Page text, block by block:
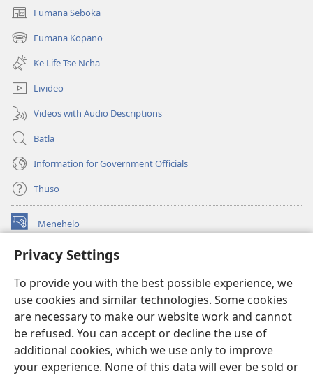
Privacy Settings
To provide you with the best possible experience, we
use cookies and similar technologies. Some cookies
are necessary to make our website work and cannot
be refused. You can accept or decline the use of
additional cookies, which we use only to improve
your experience. None of this data will ever be sold or
Fumana Seboka
(opens
new
window)
Fumana Kopano
(opens
new
window)
Ke Life Tse Ncha
Livideo
Videos with Audio Descriptions
Batla
Information for Government Officials
Thuso
Menehelo
(opens
window)Watchtower ONLINE LIBRARY
new
window)JW Hub ®
(opens
new
window)Lenaneo la
Watchtower Library